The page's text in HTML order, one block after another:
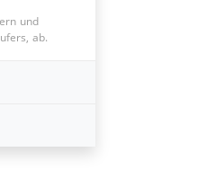
und
ab.